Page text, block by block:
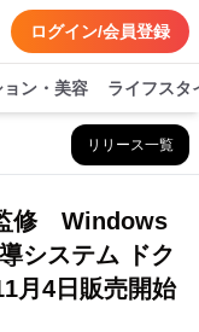
ログイン/会員登録
ン・美容 ライフスタ
リリース一覧
修 Windows
システム ドク
月4日販売開始